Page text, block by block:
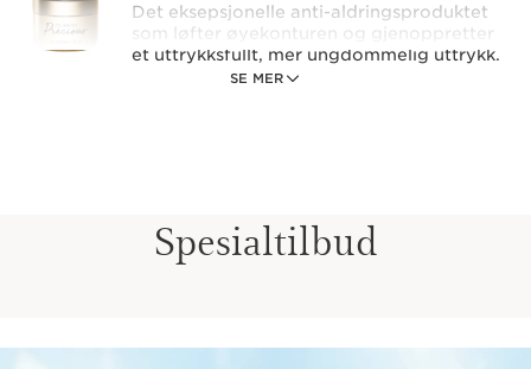
SE MER
Det eksepsjonelle anti-aldringsproduktet
som løfter øyekonturen og gjenoppretter
et uttrykksfullt, mer ungdommelig uttrykk.
hud.
1 item
Spesialtilbud